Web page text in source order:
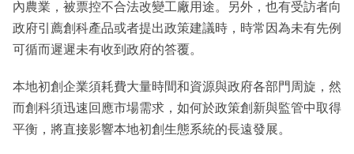
內農業，被票控不合法改變工廠用途。另外，也有受訪者向
政府引薦創科產品或者提出政策建議時，時常因為未有先例
可循而遲遲未有收到政府的答覆。
本地初創企業須耗費大量時間和資源與政府各部門周旋，然
而創科須迅速回應市場需求，如何於政策創新與監管中取得
平衡，將直接影響本地初創生態系統的長遠發展。